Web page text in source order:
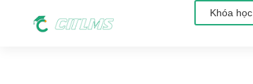
Khóa học